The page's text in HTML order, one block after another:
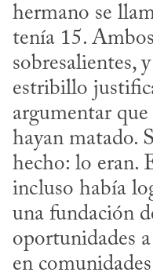
hermano se
tenía 15.
sobresalientes,
estribillo
argumentar
hayan matado.
hecho: lo eran.
incluso había
una fundación
oportunidades
en